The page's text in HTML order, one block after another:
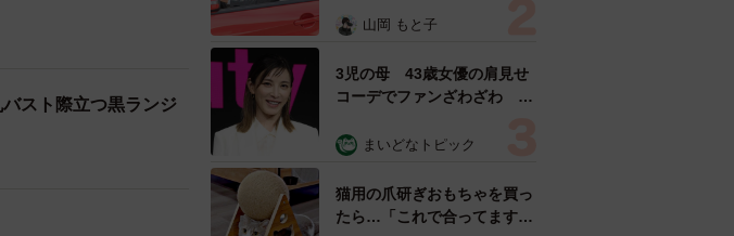
スト際立つ黒ランジ
憩まで分刻み… 「大学生で
山岡 もと子
3児の母 43歳女優の肩見せ
コーデでファンざわざわ
見」「むっかしからずっと可
まいどなトピック
猫用の爪研ぎおもちゃを買っ
たら…「これで合ってます